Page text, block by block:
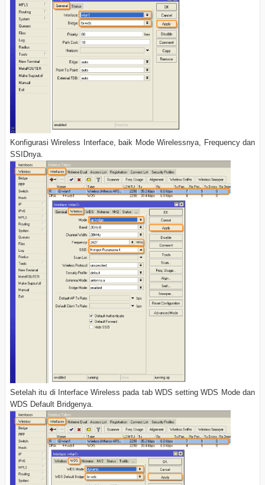
Konfigurasi Wireless Interface, baik Mode Wirelessnya, Frequency dan
SSIDnya.
Setelah itu di Interface Wireless pada tab WDS setting WDS Mode dan
WDS Default Bridgenya.